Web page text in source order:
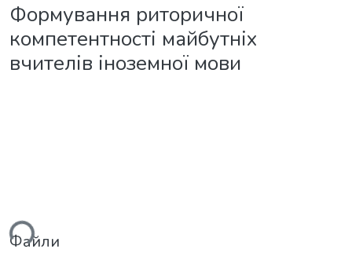
Формування риторичної
компетентності майбутніх
вчителів іноземної мови
Файли